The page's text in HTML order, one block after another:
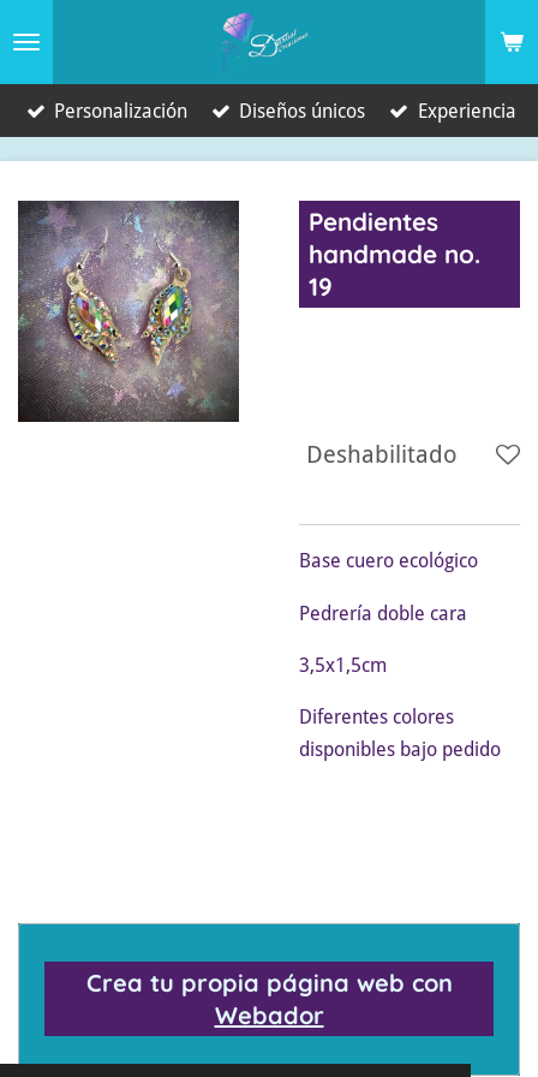
contenido
principal
Personalización Diseños únicos Experiencia
Pendientes
handmade no.
19
Deshabilitado
Base cuero ecológico
Pedrería doble cara
3,5x1,5cm
Diferentes colores
disponibles bajo pedido
Crea tu propia página web con
Webador